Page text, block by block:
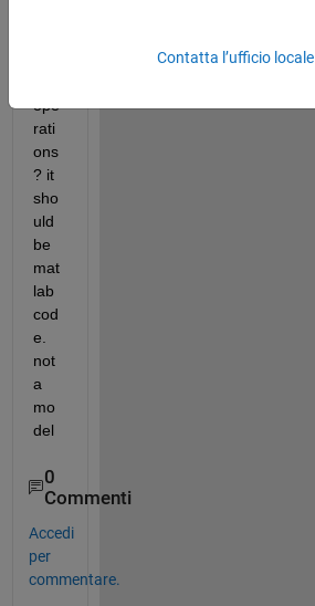
ope
rati
ons
? it
sho
uld
be
mat
lab
cod
e.
not
a
mo
del
0
Commenti
Accedi
per
commentare.
Contatta l’ufficio locale